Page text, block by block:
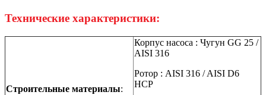
Технические характеристики:
Строительные материалы:
Корпус насоса : Чугун GG 25 /
AISI 316
Ротор : AISI 316 / AISI D6
HCP